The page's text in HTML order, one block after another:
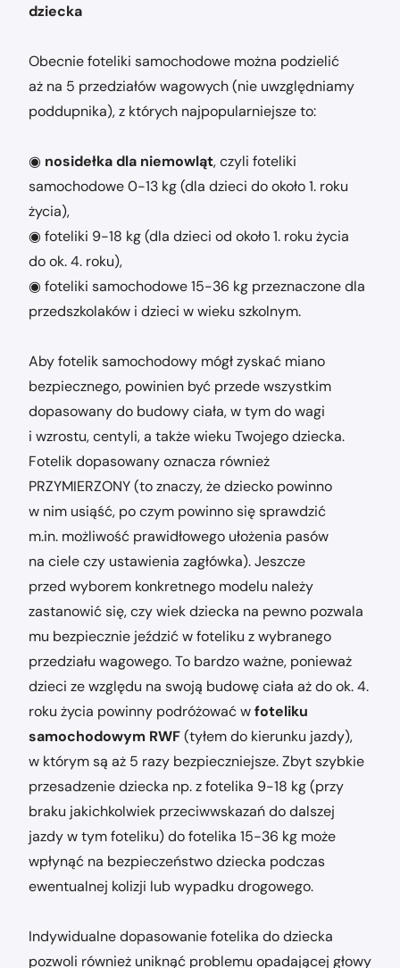
dziecka
Obecnie foteliki samochodowe można podzielić
aż na 5 przedziałów wagowych (nie uwzględniamy
poddupnika), z których najpopularniejsze to:
◉ nosidełka dla niemowląt, czyli foteliki
samochodowe 0-13 kg (dla dzieci do około 1. roku
życia),
◉ foteliki 9-18 kg (dla dzieci od około 1. roku życia
do ok. 4. roku),
◉ foteliki samochodowe 15-36 kg przeznaczone dla
przedszkolaków i dzieci w wieku szkolnym.
Aby fotelik samochodowy mógł zyskać miano
bezpiecznego, powinien być przede wszystkim
dopasowany do budowy ciała, w tym do wagi
i wzrostu, centyli, a także wieku Twojego dziecka.
Fotelik dopasowany oznacza również
PRZYMIERZONY (to znaczy, że dziecko powinno
w nim usiąść, po czym powinno się sprawdzić
m.in. możliwość prawidłowego ułożenia pasów
na ciele czy ustawienia zagłówka). Jeszcze
przed wyborem konkretnego modelu należy
zastanowić się, czy wiek dziecka na pewno pozwala
mu bezpiecznie jeździć w foteliku z wybranego
przedziału wagowego. To bardzo ważne, ponieważ
dzieci ze względu na swoją budowę ciała aż do ok. 4.
roku życia powinny podróżować wfoteliku
samochodowym RWF(tyłem do kierunku jazdy),
w którym są aż 5 razy bezpieczniejsze. Zbyt szybkie
przesadzenie dziecka np. z fotelika 9-18 kg (przy
braku jakichkolwiek przeciwwskazań do dalszej
jazdy w tym foteliku) do fotelika 15-36 kg może
wpłynąć na bezpieczeństwo dziecka podczas
ewentualnej kolizji lub wypadku drogowego.
Indywidualne dopasowanie fotelika do dziecka
pozwoli również uniknąć problemu opadającej głowy